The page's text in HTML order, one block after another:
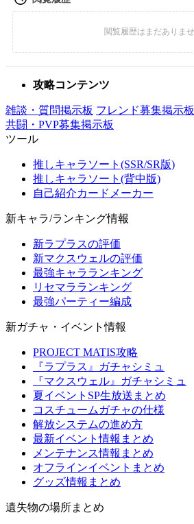
攻略コンテンツ
雑談・質問掲示板 フレンド募集掲示板
共闘・PVP募集掲示板
ツール
推しキャラソート(SSR/SR版)
推しキャラソート(背中版)
自己紹介カードメーカー
新キャラ/ランキング情報
新ラプラスの評価
新マクスウェルの評価
最強キャラランキング
リセマラランキング
最強パーティー編成
新ガチャ・イベント情報
PROJECT MATIS攻略
『ラプラス』ガチャシミュ
『マクスウェル』ガチャシミュ
夏イベントSP生放送まとめ
コスチュームガチャの仕様
解放システムの進め方
最新イベント情報まとめ
メンテナンス情報まとめ
オフラインイベントまとめ
グッズ情報まとめ
遺失物の場所まとめ